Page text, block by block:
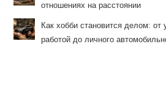
отношениях на расстоянии
Как хобби становится делом: от
работой до личного